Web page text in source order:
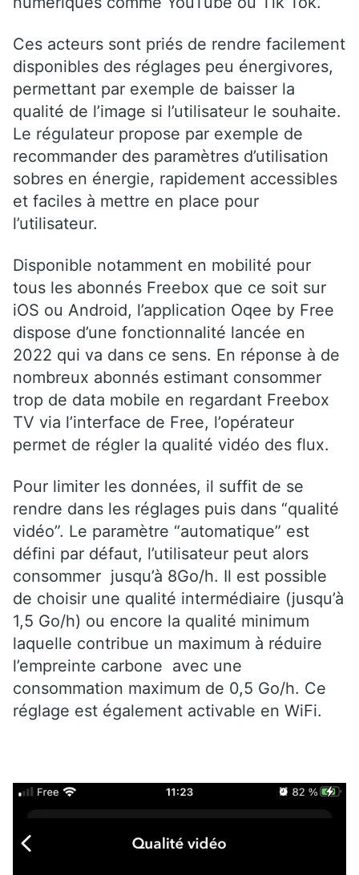
Ces acteurs sont priés de rendre facilement
disponibles des réglages peu énergivores,
permettant par exemple de baisser la
qualité de l’image si l’utilisateur le souhaite.
Le régulateur propose par exemple de
recommander des paramètres d’utilisation
sobres en énergie, rapidement accessibles
et faciles à mettre en place pour
l’utilisateur.
Disponible notamment en mobilité pour
tous les abonnés Freebox que ce soit sur
iOS ou Android, l’application Oqee by Free
dispose d’une fonctionnalité lancée en
2022 qui va dans ce sens. En réponse à de
nombreux abonnés estimant consommer
trop de data mobile en regardant Freebox
TV via l’interface de Free, l’opérateur
permet de régler la qualité vidéo des flux.
Pour limiter les données, il suffit de se
rendre dans les réglages puis dans “qualité
vidéo”. Le paramètre “automatique” est
défini par défaut, l’utilisateur peut alors
consommer jusqu’à 8Go/h. Il est possible
de choisir une qualité intermédiaire (jusqu’à
1,5 Go/h) ou encore la qualité minimum
laquelle contribue un maximum à réduire
l’empreinte carbone avec une
consommation maximum de 0,5 Go/h. Ce
réglage est également activable en WiFi.